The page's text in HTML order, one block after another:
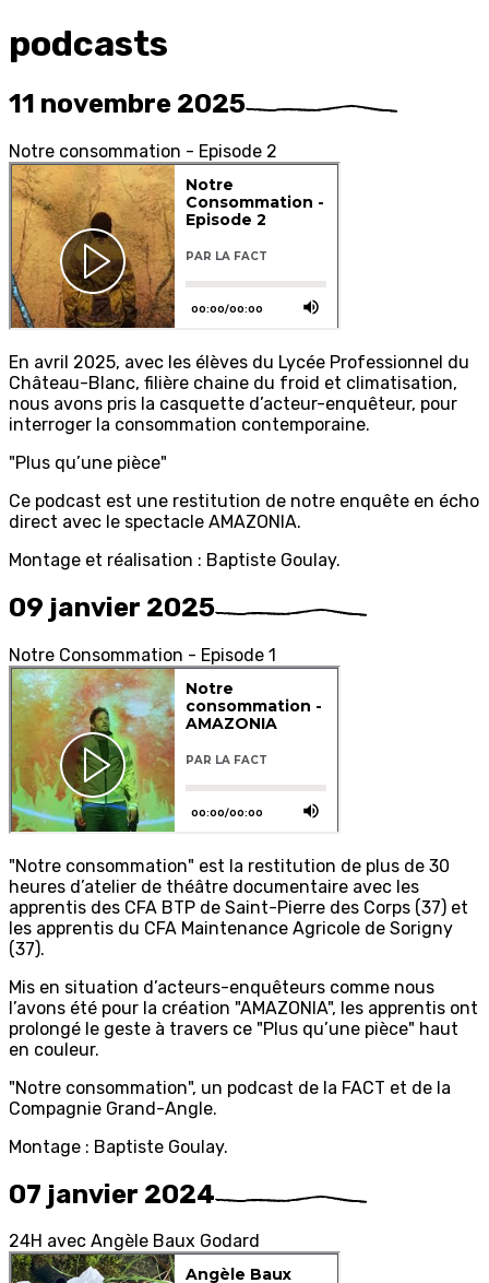
podcasts
11 novembre 2025
Notre consommation - Episode 2
En avril 2025, avec les élèves du Lycée Professionnel du
Château-Blanc, filière chaine du froid et climatisation,
nous avons pris la casquette d’acteur-enquêteur, pour
interroger la consommation contemporaine.
"Plus qu’une pièce"
Ce podcast est une restitution de notre enquête en écho
direct avec le spectacle AMAZONIA.
Montage et réalisation : Baptiste Goulay.
09 janvier 2025
Notre Consommation - Episode 1
"Notre consommation" est la restitution de plus de 30
heures d’atelier de théâtre documentaire avec les
apprentis des CFA BTP de Saint-Pierre des Corps (37) et
les apprentis du CFA Maintenance Agricole de Sorigny
(37).
Mis en situation d’acteurs-enquêteurs comme nous
l’avons été pour la création "AMAZONIA", les apprentis ont
prolongé le geste à travers ce "Plus qu’une pièce" haut
en couleur.
"Notre consommation", un podcast de la FACT et de la
Compagnie Grand-Angle.
Montage : Baptiste Goulay.
07 janvier 2024
24H avec Angèle Baux Godard